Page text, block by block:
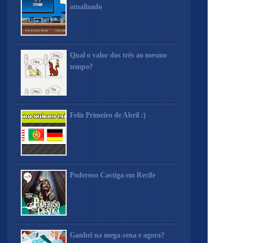
atualizado
Qual o valor dos três ao mesmo
tempo?
Feliz Primeiro de Abril :)
Poderoso Castiga em Recife
Ganhei na mega-sena e agora?